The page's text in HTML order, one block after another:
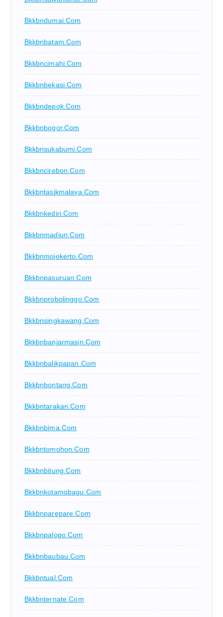
Bkkbndumai.com
Bkkbnbatam.com
Bkkbncimahi.com
Bkkbnbekasi.com
Bkkbndepok.com
Bkkbnbogor.com
Bkkbnsukabumi.com
Bkkbncirebon.com
Bkkbntasikmalaya.com
Bkkbnkediri.com
Bkkbnmadiun.com
Bkkbnmojokerto.com
Bkkbnpasuruan.com
Bkkbnprobolinggo.com
Bkkbnsingkawang.com
Bkkbnbanjarmasin.com
Bkkbnbalikpapan.com
Bkkbnbontang.com
Bkkbntarakan.com
Bkkbnbima.com
Bkkbntomohon.com
Bkkbnbitung.com
Bkkbnkotamobagu.com
Bkkbnparepare.com
Bkkbnpalopo.com
Bkkbnbaubau.com
Bkkbntual.com
Bkkbnternate.com